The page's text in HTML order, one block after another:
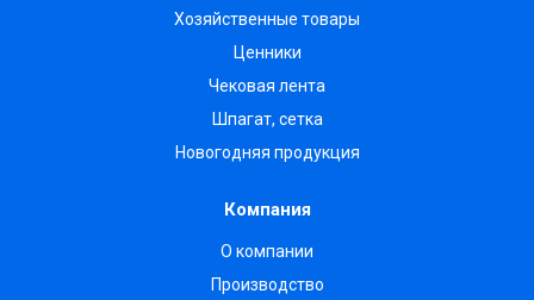
Хозяйственные товары
Ценники
Чековая лента
Шпагат, сетка
Новогодняя продукция
Компания
О компании
Производство